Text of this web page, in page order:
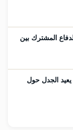
المشترك بين
الجدل حول